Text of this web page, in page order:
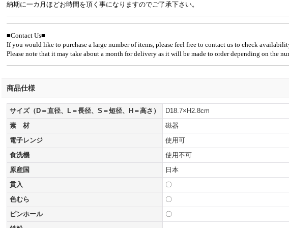
納期に一カ月ほどお時間を頂く事になりますのでご了承下さい。
■Contact Us■
If you would like to purchase a large number of items, please feel free to contact us to check
Please note that it may take about a month for delivery as it will be made to order depending on the
商品仕様
サイズ（D＝直径、L＝長径、S＝短径、H＝高さ）
D18.7×H2.8cm
素 材
磁器
電子レンジ
使用可
食洗機
使用不可
原産国
日本
貫入
〇
色むら
〇
ピンホール
〇